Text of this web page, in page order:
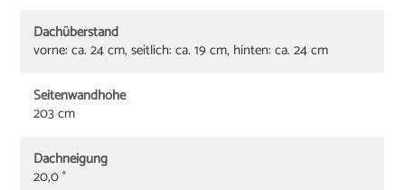
Dachüberstand
vorne: ca. 24 cm, seitlich: ca. 19 cm, hinten: ca. 24 cm
Seitenwandhöhe
203 cm
Dachneigung
20,0 °